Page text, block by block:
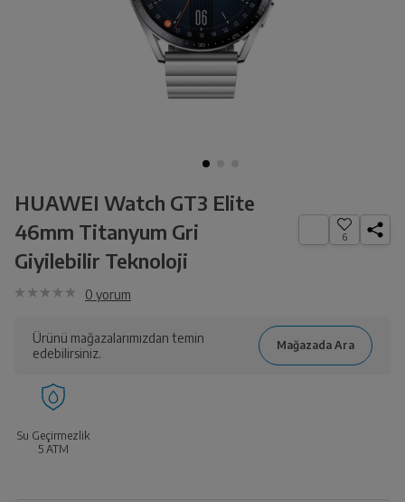
HUAWEI Watch GT3 Elite
46mm Titanyum Gri
Giyilebilir Teknoloji
6
0 yorum
Ürünü mağazalarımızdan temin
edebilirsiniz.
Su Geçirmezlik
5 ATM